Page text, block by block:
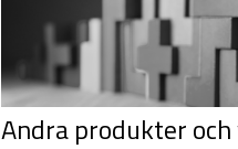
Andra produkter